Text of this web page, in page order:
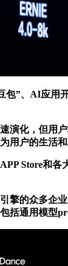
、AI应用开
化，但用户
用户的生活和
Store和各
的众多企业
括通用模型